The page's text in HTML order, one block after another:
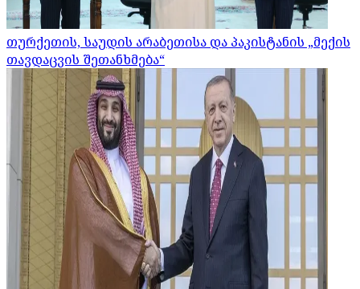
თურქეთის, საუდის არაბეთისა და პაკისტანის „მექის
თავდაცვის შეთანხმება“